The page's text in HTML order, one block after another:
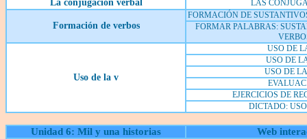
La conjugación verbal LAS
Formación de verbos
FORMACIÓN DE
FORMAR PALABRAS:
Uso de la v
USO DE
USO DE
USO DE
EJERCICIOS DE
DICTADO:
Unidad 6: Mil y una historias Web